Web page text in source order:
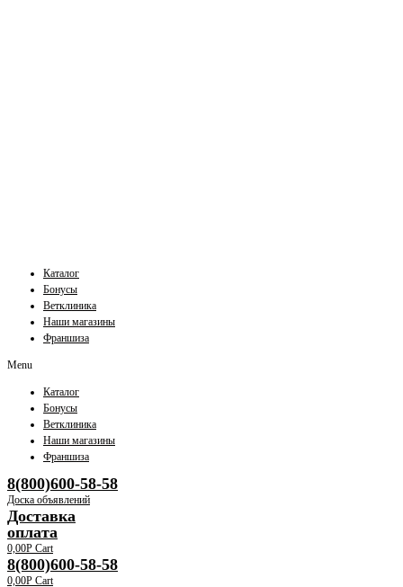
Каталог
Бонусы
Ветклиника
Наши магазины
Франшиза
Menu
Каталог
Бонусы
Ветклиника
Наши магазины
Франшиза
8(800)600-58-58
Доска объявлений
Доставка
оплата
0,00Р Cart
8(800)600-58-58
0,00Р Cart